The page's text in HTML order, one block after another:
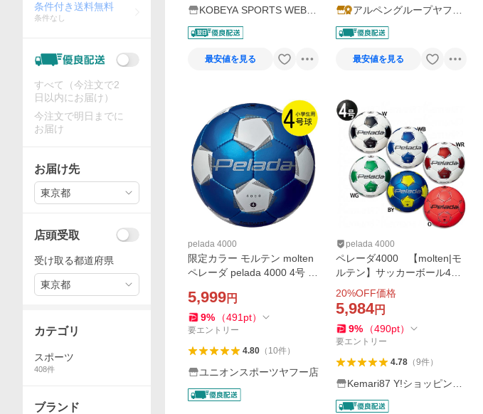
KOBEYA SPORTS WEB S
HOP
最安値を見る
アルペングループヤフー
店
最安値を見る
pelada 4000
限定カラー モルテン molten
ペレーダ pelada 4000 4号 ブ
カーボール4号球
5,999円
9% （491 pt）
要エントリー
4.80（ 10件）
ユニオンスポーツヤフー店
pelada 4000
ペレーダ4000 【molten|モ
ルテン】サッカーボール4号
球f4k4000-1
20%OFF価格
5,984円
9% （490pt）
要エントリー
4.78（9件）
Kemari87 Y!ショッピング
店
条件付き送料無料
条件なし
すべて（今注文で2
日以内にお届け）
今注文で明日までに
お届け
お届け先
東京都
店頭受取
受け取る都道府県
東京都
カテゴリ
スポーツ
408件
ブランド